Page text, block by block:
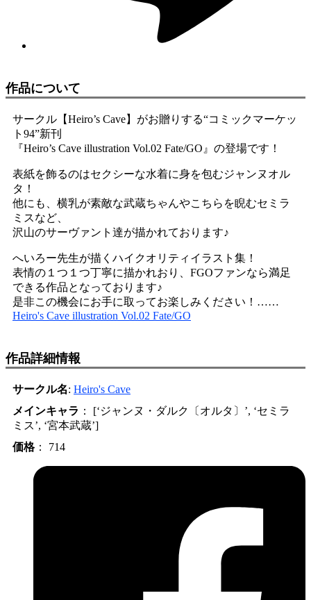
作品について
サークル【Heiro’s Cave】がお贈りする“コミックマーケッ
ト94”新刊
『Heiro’s Cave illustration Vol.02 Fate/GO』の登場です！
表紙を飾るのはセクシーな水着に身を包むジャンヌオル
タ！
他にも、横乳が素敵な武蔵ちゃんやこちらを睨むセミラ
ミスなど、
沢山のサーヴァント達が描かれております♪
へいろー先生が描くハイクオリティイラスト集！
表情の１つ１つ丁寧に描かれおり、FGOファンなら満足
できる作品となっております♪
是非この機会にお手に取ってお楽しみください！……
Heiro's Cave illustration Vol.02 Fate/GO
作品詳細情報
サークル名: Heiro's Cave
メインキャラ ： [‘ジャンヌ・ダルク〔オルタ〕’, ‘セミラ
ミス’, ‘宮本武蔵’]
価格： 714